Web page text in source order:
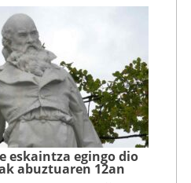
eskaintza egingo dio
abuztuaren 12an